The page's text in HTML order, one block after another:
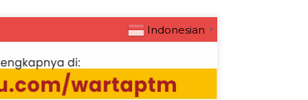
Indonesian ▼